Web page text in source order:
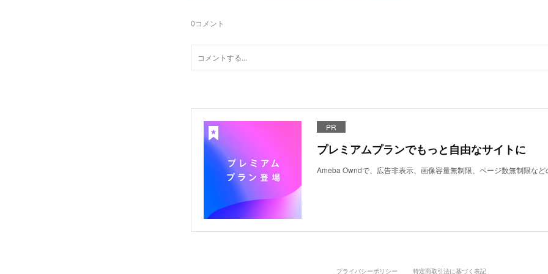
0コメント
PR
プレミアムプランでもっと自由なサイトに
Ameba Owndで、広告非表示、画像容量無制限、ページ数無制限など
プライバシーポリシー 特定商取引法に基づく表記